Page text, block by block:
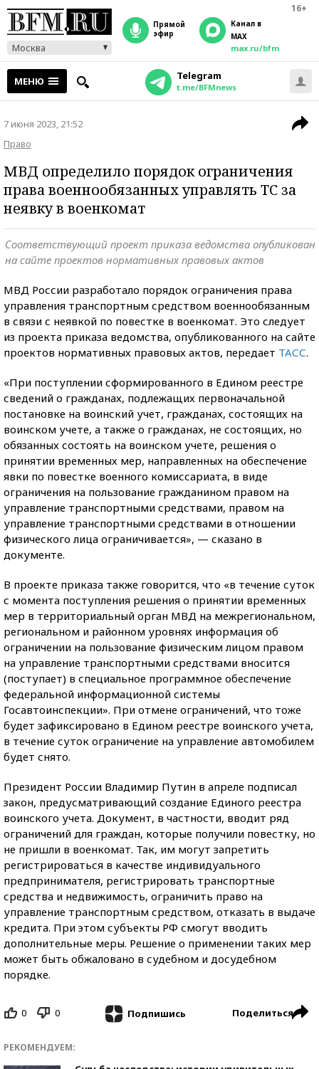
16+
Москва
прямой
эфир
Канал в
MAX
max.ru/bfm
МЕНЮ Telegram
t.me/BFMnews
7 июня 2023, 21:52
Право
МВД определило порядок ограничения
права военнообязанных управлять ТС за
неявку в военкомат
Соответствующий проект приказа ведомства опубликован
на сайте проектов нормативных правовых актов
МВД России разработало порядок ограничения права
управления транспортным средством военнообязанным
в связи с неявкой по повестке в военкомат. Это следует
из проекта приказа ведомства, опубликованного на сайте
проектов нормативных правовых актов, передает ТАСС.
«При поступлении сформированного в Едином реестре
сведений о гражданах, подлежащих первоначальной
постановке на воинский учет, гражданах, состоящих на
воинском учете, а также о гражданах, не состоящих, но
обязанных состоять на воинском учете, решения о
принятии временных мер, направленных на обеспечение
явки по повестке военного комиссариата, в виде
ограничения на пользование гражданином правом на
управление транспортными средствами, правом на
управление транспортными средствами в отношении
физического лица ограничивается», — сказано в
документе.
В проекте приказа также говорится, что «в течение суток
с момента поступления решения о принятии временных
мер в территориальный орган МВД на межрегиональном,
региональном и районном уровнях информация об
ограничении на пользование физическим лицом правом
на управление транспортными средствами вносится
(поступает) ‎в специальное программное обеспечение
федеральной информационной системы
Госавтоинспекции». При отмене ограничений, что тоже
будет зафиксировано в Едином реестре воинского учета,
в течение суток ограничение на управление автомобилем
будет снято.
Президент России Владимир Путин в апреле подписал
закон, предусматривающий создание Единого реестра
воинского учета. Документ, в частности, вводит ряд
ограничений для граждан, которые получили повестку, но
не пришли в военкомат. Так, им могут запретить
регистрироваться в качестве индивидуального
предпринимателя, регистрировать транспортные
средства и недвижимость, ограничить право на
управление транспортным средством, отказать в выдаче
кредита. При этом субъекты РФ смогут вводить
дополнительные меры. Решение о применении таких мер
может быть обжаловано в судебном и досудебном
порядке.
0 0 Подпишись Поделиться
РЕКОМЕНДУЕМ: